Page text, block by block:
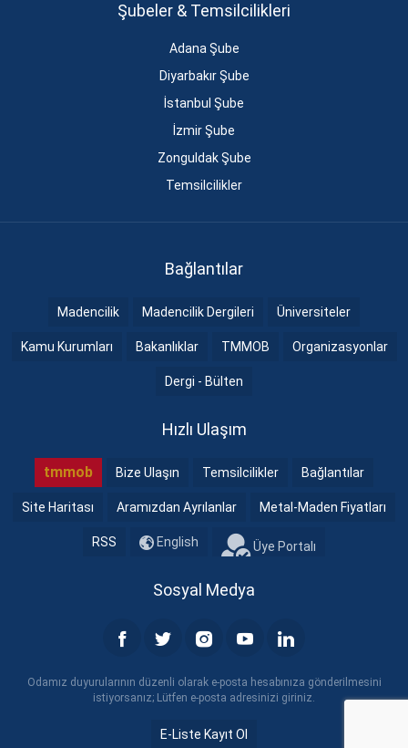
Şubeler & Temsilcilikleri
Adana Şube
Diyarbakır Şube
İstanbul Şube
İzmir Şube
Zonguldak Şube
Temsilcilikler
Bağlantılar
Madencilik Madencilik Dergileri Üniversiteler
Kamu Kurumları Bakanlıklar TMMOB Organizasyonlar
Dergi - Bülten
Hızlı Ulaşım
tmmob Bize Ulaşın Temsilcilikler Bağlantılar
Site Haritası Aramızdan Ayrılanlar Metal-Maden Fiyatları
RSS English Üye Portalı
Sosyal Medya
Odamız duyurularının düzenli olarak e-posta hesabınıza gönderilmesini
istiyorsanız; Lütfen e-posta adresinizi giriniz.
E-Liste Kayıt Ol